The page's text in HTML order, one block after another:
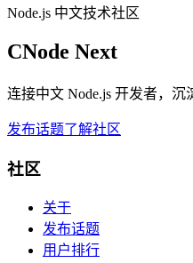
Node.js 中文技术社区
CNode Next
连接中文 Node.js 开发者，沉
发布话题了解社区
社区
关于
发布话题
用户排行